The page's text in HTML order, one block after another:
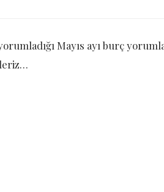
Mayıs ayı burç